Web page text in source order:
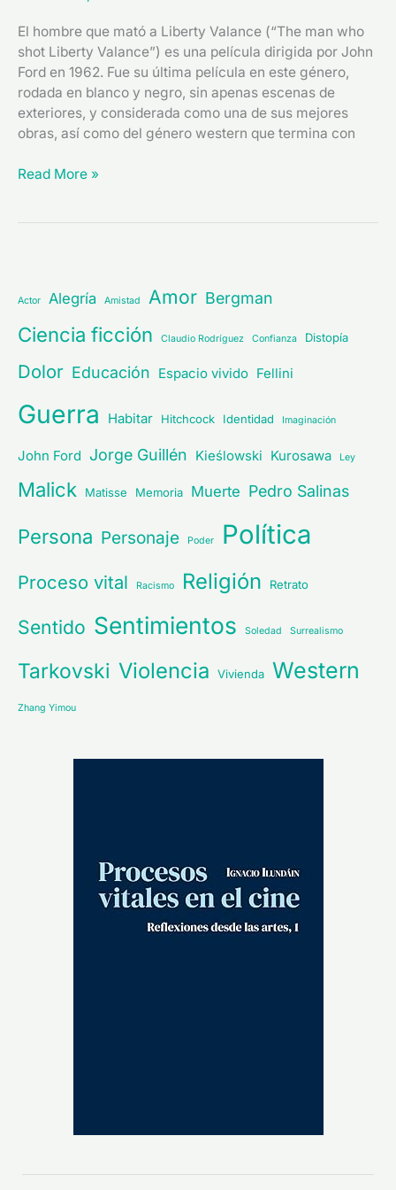
El hombre que mató a Liberty Valance (“The man who
shot Liberty Valance”) es una película dirigida por John
Ford en 1962. Fue su última película en este género,
rodada en blanco y negro, sin apenas escenas de
exteriores, y considerada como una de sus mejores
obras, así como del género western que termina con
Read More »
Actor Alegría Amistad Amor Bergman
Ciencia ficción Claudio Rodríguez Confianza Distopía
Dolor Educación Espacio vivido Fellini
Guerra Habitar Hitchcock Identidad Imaginación
John Ford Jorge Guillén Kieślowski Kurosawa Ley
Malick Matisse Memoria Muerte Pedro Salinas
Persona Personaje Poder Política
Proceso vital Racismo Religión Retrato
Sentido Sentimientos Soledad Surrealismo
Tarkovski Violencia Vivienda Western
Zhang Yimou